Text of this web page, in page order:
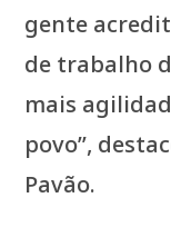
gente
de trabalho
mais
povo”,
Pavão.